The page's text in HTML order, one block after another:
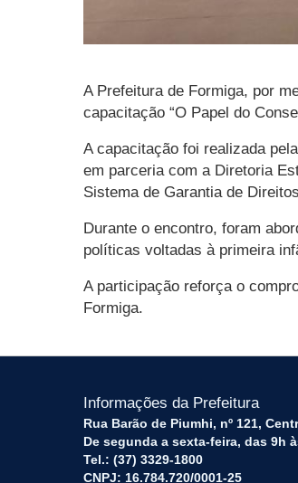
A Prefeitura de Formiga, por
capacitação “O Papel do
A capacitação foi realizada
em parceria com a Diretoria
Sistema de Garantia de
Durante o encontro, foram
políticas voltadas à primeira
A participação reforça o
Formiga.
Informações da Prefeitura
Rua Barão de Piumhi, nº 121,
De segunda a sexta-feira, das 9h
Tel.: (37) 3329-1800
CNPJ: 16.784.720/0001-25